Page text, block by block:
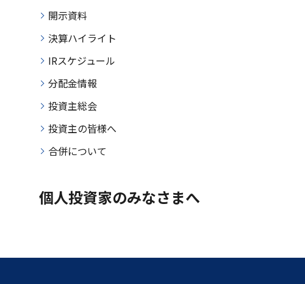
開示資料
決算ハイライト
IRスケジュール
分配金情報
投資主総会
投資主の皆様へ
合併について
個人投資家のみなさまへ